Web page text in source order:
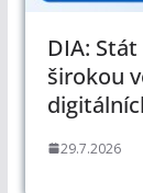
DIA:
širokou
29.7.2026